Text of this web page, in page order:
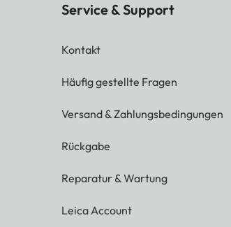
Service & Support
Kontakt
Häufig gestellte Fragen
Versand & Zahlungsbedingungen
Rückgabe
Reparatur & Wartung
Leica Account